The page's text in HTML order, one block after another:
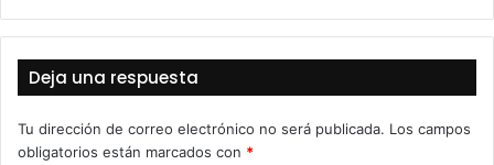
Deja una respuesta
Tu dirección de correo electrónico no será publicada. Los campos
obligatorios están marcados con *